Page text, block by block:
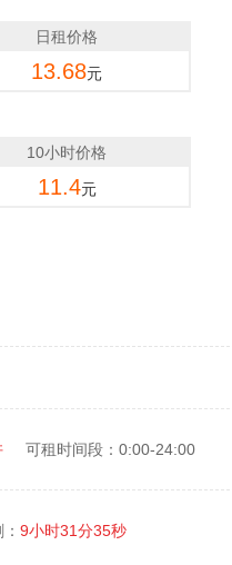
日租价格
13.68元
10小时价格
11.4元
可租时间段：0:00-24:00
9小时31分35秒